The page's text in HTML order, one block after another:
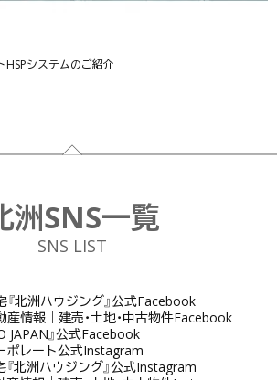
HSPシステムのご紹介
洲SNS一覧
SNS LIST
『北洲ハウジング』公式Facebook
産情報｜建売・土地・中古物件Facebook
JAPAN』公式Facebook
ポレート公式Instagram
『北洲ハウジング』公式Instagram